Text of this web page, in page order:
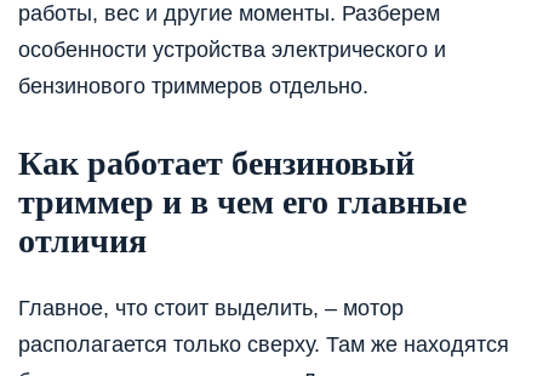
работы, вес и другие моменты. Разберем
особенности устройства электрического и
бензинового триммеров отдельно.
Как работает бензиновый
триммер и в чем его главные
отличия
Главное, что стоит выделить, – мотор
располагается только сверху. Там же находятся